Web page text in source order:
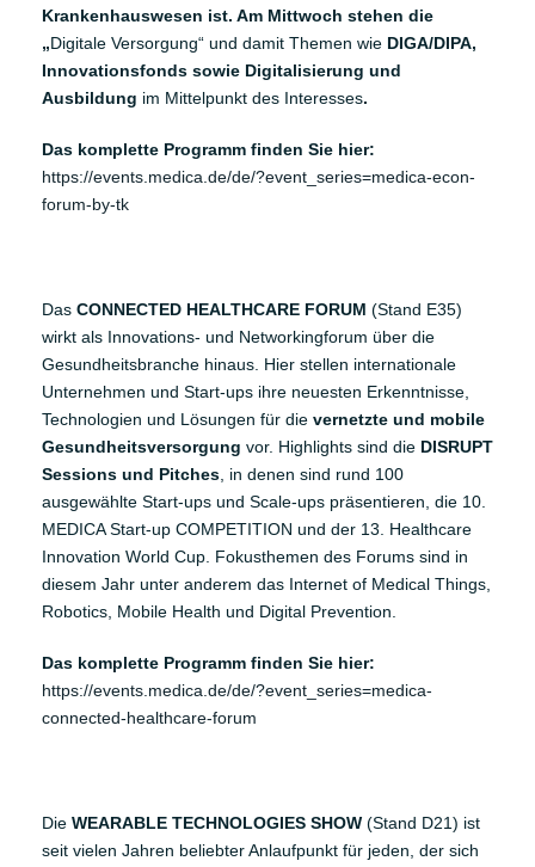
Krankenhauswesen ist. Am Mittwoch stehen die
„Digitale Versorgung“ und damit Themen wie DIGA/DIPA,
Innovationsfonds sowie Digitalisierung und
Ausbildung im Mittelpunkt des Interesses.
Das komplette Programm finden Sie hier:
https://events.medica.de/de/?event_series=medica-econ-
forum-by-tk
Das CONNECTED HEALTHCARE FORUM (Stand E35)
wirkt als Innovations- und Networkingforum über die
Gesundheitsbranche hinaus. Hier stellen internationale
Unternehmen und Start-ups ihre neuesten Erkenntnisse,
Technologien und Lösungen für die vernetzte und mobile
Gesundheitsversorgung vor. Highlights sind die DISRUPT
Sessions und Pitches , in denen sind rund 100
ausgewählte Start-ups und Scale-ups präsentieren, die 10.
MEDICA Start-up COMPETITION und der 13. Healthcare
Innovation World Cup. Fokusthemen des Forums sind in
diesem Jahr unter anderem das Internet of Medical Things,
Robotics, Mobile Health und Digital Prevention.
Das komplette Programm finden Sie hier:
https://events.medica.de/de/?event_series=medica-
connected-healthcare-forum
Die WEARABLE TECHNOLOGIES SHOW (Stand D21) ist
seit vielen Jahren beliebter Anlaufpunkt für jeden, der sich